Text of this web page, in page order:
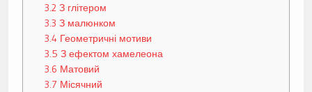
3.2 З глітером
3.3 З малюнком
3.4 Геометричні мотиви
3.5 З ефектом хамелеона
3.6 Матовий
3.7 Місячний